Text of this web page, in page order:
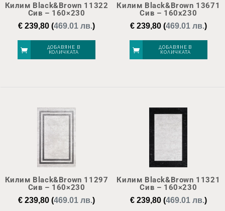
Килим Black&Brown 11322
Сив – 160×230
€ 239,80 (469.01 лв.)
ДОБАВЯНЕ В
КОЛИЧКАТА
Килим Black&Brown 13671
Сив – 160х230
€239,80(469.01 лв.)
ДОБАВЯНЕ В
КОЛИЧКАТА
Килим Black&Brown 11297
Сив – 160×230
€ 239,80 (469.01 лв.)
Килим Black&Brown 11321
Сив – 160×230
€239,80(469.01 лв.)